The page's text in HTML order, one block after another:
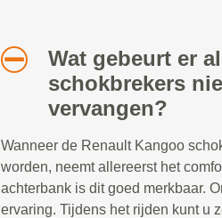
Wat gebeurt er
schokbrekers
vervangen?
Wanneer de Renault Kangoo
worden, neemt allereerst het
achterbank is dit goed merkbaar.
ervaring. Tijdens het rijden kunt u